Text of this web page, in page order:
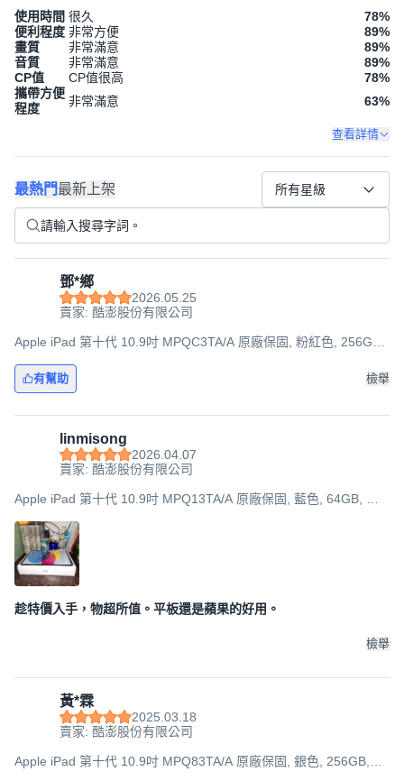
使用時間 很久 78%
便利程度 非常方便 89%
畫質
非常滿意 89%
音質
非常滿意 89%
CP值
CP值很高 78%
攜帶方便
程度
非常滿意 63%
查看詳情
最熱門最新上架 所有星級
鄧*鄉
2026.05.25
賣家: 酷澎股份有限公司
Apple iPad 第十代 10.9吋 MPQC3TA/A 原廠保固, 粉紅色, 256GB,
有幫助 檢舉
linmisong
2026.04.07
賣家: 酷澎股份有限公司
Apple iPad 第十代 10.9吋 MPQ13TA/A 原廠保固, 藍色, 64GB, Wi-
趁特價入手，物超所值。平板還是蘋果的好用。
檢舉
黃*霖
2025.03.18
賣家: 酷澎股份有限公司
Apple iPad 第十代 10.9吋 MPQ83TA/A 原廠保固, 銀色, 256GB,